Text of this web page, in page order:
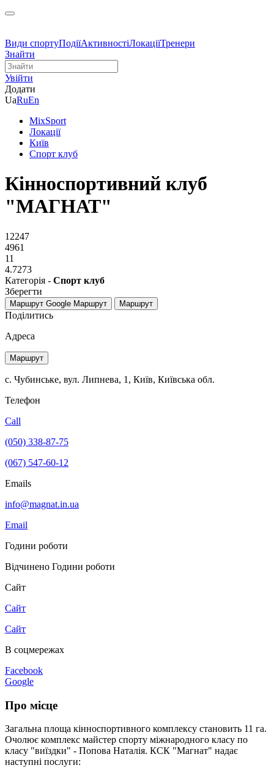
Види спортуПодіїАктивностіЛокаціїТренери
Знайти
Увійти
Додати
UaRuEn
MixSport
Локації
Київ
Спорт клуб
Кінноспортивний клуб
"МАГНАТ"
12247
4961
11
4.7273
Категорія - Спорт клуб
Зберегти
Маршрут Google Маршрут Маршрут
Поділитись
Адреса
Маршрут
с. Чубинське, вул. Липнева, 1, Київ, Київська обл.
Телефон
Call
(050) 338-87-75
(067) 547-60-12
Emails
info@magnat.in.ua
Email
Години роботи
Відчинено Години роботи
Сайт
Сайт
Сайт
В соцмережах
Facebook
Google
Про місце
Загальна площа кінноспортивного комплексу становить 11 га.
Очолює комплекс майстер спорту міжнародного класу по
класу "виїздки" - Попова Наталія. КСК "Магнат" надає
наступні послуги: